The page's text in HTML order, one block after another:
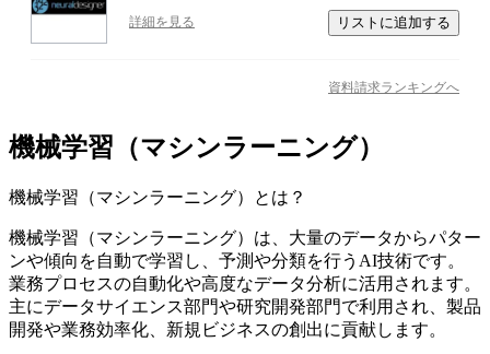
詳細を見る リストに追加する
資料請求ランキングへ
機械学習（マシンラーニング）
機械学習（マシンラーニング） とは？
機械学習（マシンラーニング）は、大量のデータからパター
ンや傾向を自動で学習し、予測や分類を行うAI技術です。
業務プロセスの自動化や高度なデータ分析に活用されます。
主にデータサイエンス部門や研究開発部門で利用され、製品
開発や業務効率化、新規ビジネスの創出に貢献します。